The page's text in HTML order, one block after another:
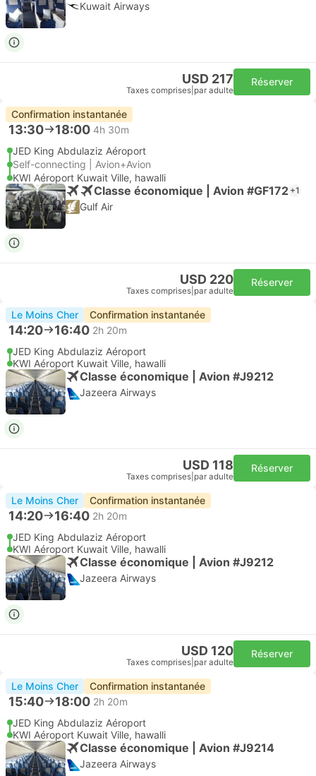
Kuwait Airways
USD 217
Taxes comprises par adulte
Réserver
Confirmation instantanée
13:30 18:00 4h 30m
JED King Abdulaziz Aéroport
Self-connecting | Avion+Avion
KWI Aéroport Kuwait Ville, hawalli
Classe économique | Avion #GF172 +1
Gulf Air
USD 220
Taxes comprises par adulte
Réserver
Le Moins Cher Confirmation instantanée
14:20 16:40 2h 20m
JED King Abdulaziz Aéroport
KWI Aéroport Kuwait Ville, hawalli
Classe économique | Avion #J9212
Jazeera Airways
USD 118
Taxes comprises par adulte
Réserver
Le Moins Cher Confirmation instantanée
14:20 16:40 2h 20m
JED King Abdulaziz Aéroport
KWI Aéroport Kuwait Ville, hawalli
Classe économique | Avion #J9212
Jazeera Airways
USD 120
Taxes comprises par adulte
Réserver
Le Moins Cher Confirmation instantanée
15:40 18:00 2h 20m
JED King Abdulaziz Aéroport
KWI Aéroport Kuwait Ville, hawalli
Classe économique | Avion #J9214
Jazeera Airways